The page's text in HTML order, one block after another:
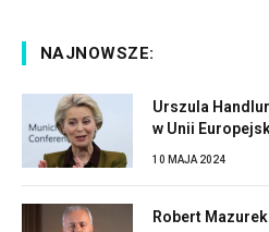
NAJNOWSZE:
Urszula
w Unii
10 MAJA 2024
Robert